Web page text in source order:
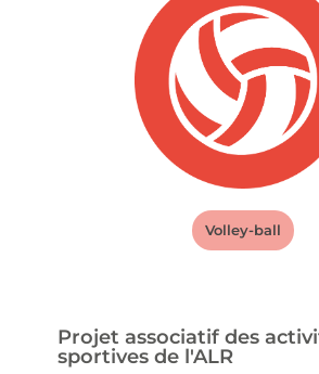
Volley-ball
Projet associatif des
sportives de l'ALR